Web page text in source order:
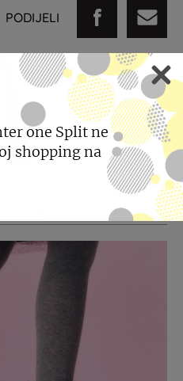
PODIJELI
JOŠ
one Split ne
shopping na